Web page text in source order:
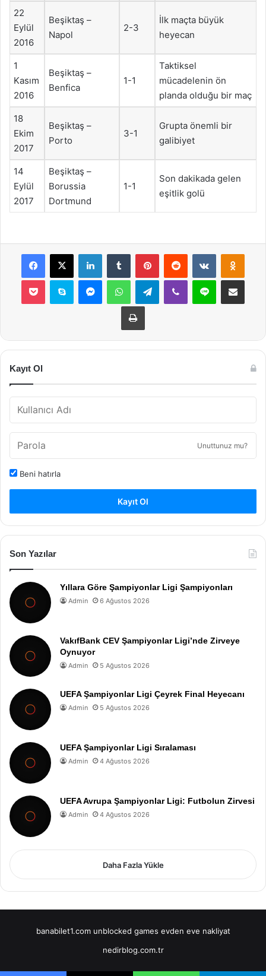
22
Eylül
2016
Beşiktaş –
Napol
2-3
İlk maçta büyük
heyecan
1
Kasım
2016
Beşiktaş –
Benfica
1-1
Taktiksel
mücadelenin ön
planda olduğu bir maç
18
Ekim
2017
Beşiktaş –
Porto
3-1
Grupta önemli bir
galibiyet
14
Eylül
2017
Beşiktaş –
Borussia
Dortmund
1-1
Son dakikada gelen
eşitlik golü
Facebook
X LinkedInTumblr PinterestReddit VKontakte
Pocket Skype MessengerWhatsAppTelegramViber Line E-Posta ile
Yazdır
Kayıt Ol
Unuttunuz mu?
Beni hatırla
Kayıt Ol
Son Yazılar
Yıllara Göre Şampiyonlar Ligi Şampiyonları
Admin 6 Ağustos 2026
VakıfBank CEV Şampiyonlar Ligi’nde Zirveye
Oynuyor
Admin 5 Ağustos 2026
UEFA Şampiyonlar Ligi Çeyrek Final Heyecanı
Admin 5 Ağustos 2026
UEFA Şampiyonlar Ligi Sıralaması
Admin 4 Ağustos 2026
UEFA Avrupa Şampiyonlar Ligi: Futbolun Zirvesi
Admin 4 Ağustos 2026
Daha Fazla Yükle
banabilet1.com unblocked games evden eve nakliyat
nedirblog.com.tr